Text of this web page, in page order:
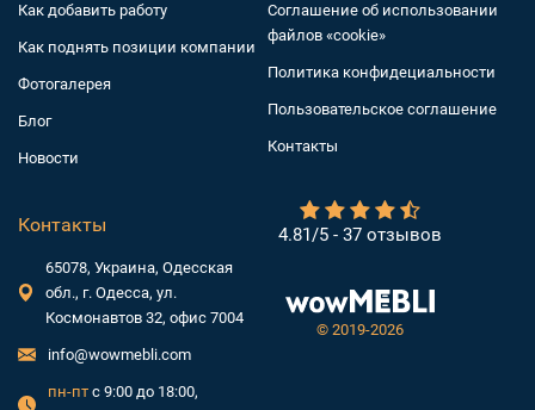
© 2019-2026
4.81/5 - 37 отзывов
Как добавить работу
Как поднять позиции компании
Фотогалерея
Блог
Новости
Соглашение об использовании
файлов «cookie»
Политика конфидециальности
Пользовательское соглашение
Контакты
Контакты
65078, Украина, Одесская
обл., г. Одесса, ул.
Космонавтов 32, офис 7004
info@wowmebli.com
пн-пт с 9:00 до 18:00,